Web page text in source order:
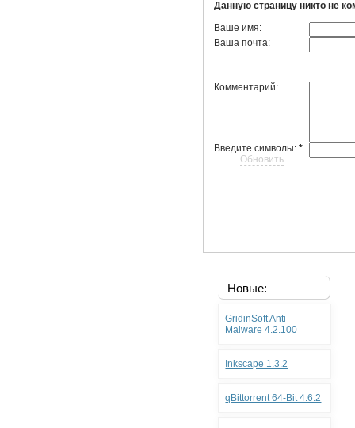
Данную страницу никто не
Ваше имя:
Ваша почта:
Комментарий:
Введите символы:*
Обновить
Новые:
GridinSoft Anti-
Malware 4.2.100
Inkscape 1.3.2
qBittorrent 64-Bit 4.6.2